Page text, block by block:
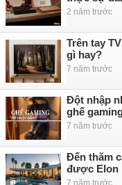
2 năm trước
Trên tay
gì hay?
7 năm trước
Đột nhập
ghế
7 năm trước
Đến thăm
được Elon
7 năm trước